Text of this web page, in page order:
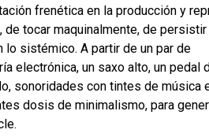
frenética en la producción y
tocar maquinalmente, de
sistémico. A partir de un par de
electrónica, un saxo alto, un pedal
sonoridades con tintes de música
dosis de minimalismo, para